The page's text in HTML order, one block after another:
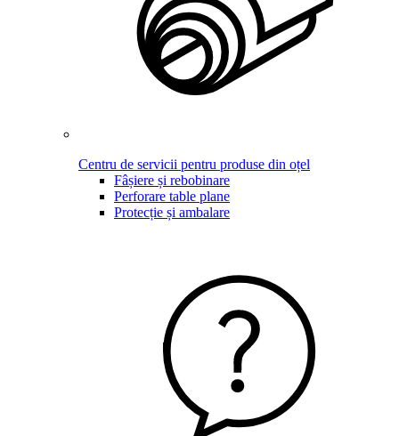
Centru de servicii pentru produse din oțel
Fâșiere și rebobinare
Perforare table plane
Protecție și ambalare